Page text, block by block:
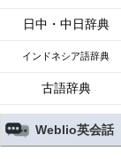
日中・中日辞典
インドネシア語辞典
古語辞典
Weblio英会話